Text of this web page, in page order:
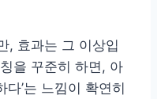
, 효과는 그 이상입
을 꾸준히 하면, 아
다’는 느낌이 확연히